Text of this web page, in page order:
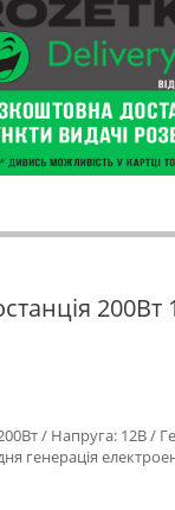
200Вт
/ Напруга: 12В /
генерація